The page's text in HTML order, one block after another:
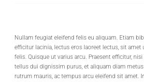
Procédures
Actualités
Nullam feugiat eleifend felis eu aliquam. Etiam
efficitur lacinia, lectus eros laoreet lectus, sit amet
felis. Quisque ut varius arcu. Praesent efficitur,
tellus dui dignissim purus, et aliquam diam
rutrum mauris, ac tempus arcu eleifend sit amet.